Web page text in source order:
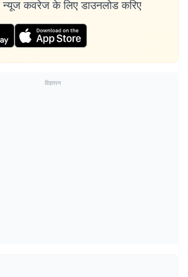
कवरेज के लिए डाउनलोड करिए
विज्ञापन